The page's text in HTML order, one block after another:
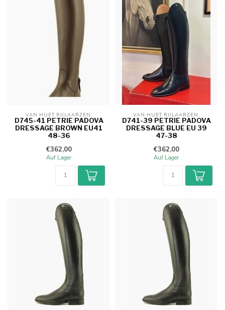
VAN HUET RIJLAARZEN
D745-41 PETRIE PADOVA
DRESSAGE BROWN EU41
48-36
€362,00
Auf Lager
VAN HUET RIJLAARZEN
D741-39 PETRIE PADOVA
DRESSAGE BLUE EU 39
47-38
€362,00
Auf Lager